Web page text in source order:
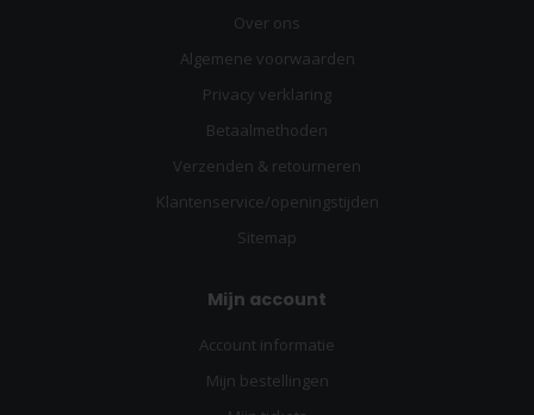
Over ons
Algemene voorwaarden
Privacy verklaring
Betaalmethoden
Verzenden & retourneren
Klantenservice/openingstijden
Sitemap
Mijn account
Account informatie
Mijn bestellingen